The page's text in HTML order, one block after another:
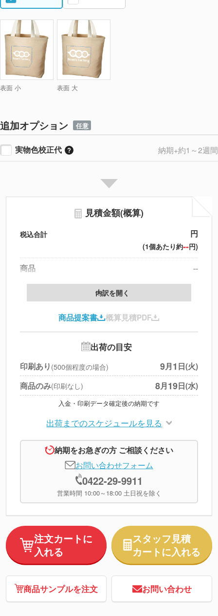
表面 小 表面 大
追加オプション 任意
実物色校正代 納期+約1～2週間
見積金額(概算)
税込合計 円
(1個あたり約--円)
商品
--
製版代
印刷代
北海道・沖縄・離島 別途
円
※上記小計は税別です
内訳を開く
商品提案書 概算見積PDF
出荷の目安
印刷あり (500個程度の場合) 9月1 日(火)
商品のみ(印刷なし) 8月19日(水)
入金・印刷データ確定後の納期です
出荷までのスケジュールを見る
納期をお急ぎの方 ご相談ください
お問い合わせフォーム
0422-29-9911
営業時間 10:00～18:00 土日祝を除く
注文カートに
入れる
スタッフ見積
カートに入れる
商品サンプルを注文 お問い合わせ